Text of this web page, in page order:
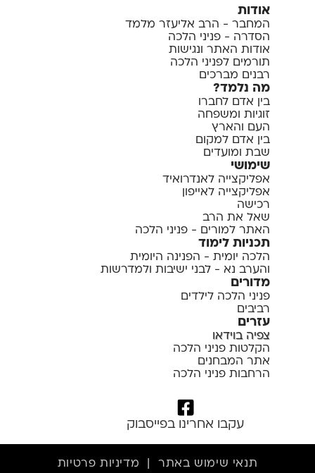
אודות
המחבר - הרב אליעזר מלמד
הסדרה - פניני הלכה
אודות האתר ונגישות
תורמים לפניני הלכה
רבנים מברכים
מה נלמד?
בין אדם לחברו
זוגיות ומשפחה
העם והארץ
בין אדם למקום
שבת ומועדים
שימושי
אפליקצייה לאנדרואיד
אפליקצייה לאייפון
רכישה
שאל את הרב
האתר למורים - פניני הלכה
תכניות לימוד
הלכה יומית - הפנינה היומית
והערב נא - לבני ישיבות ולמדרשות
מדורים
פניני הלכה לילדים
רביבים
עזרים
צפיה בוידאו
הקלטות פניני הלכה
אתר המבחנים
הרחבות פניני הלכה
עקבו אחרינו בפייסבוק
תנאי שימוש באתר| מדיניות פרטיות